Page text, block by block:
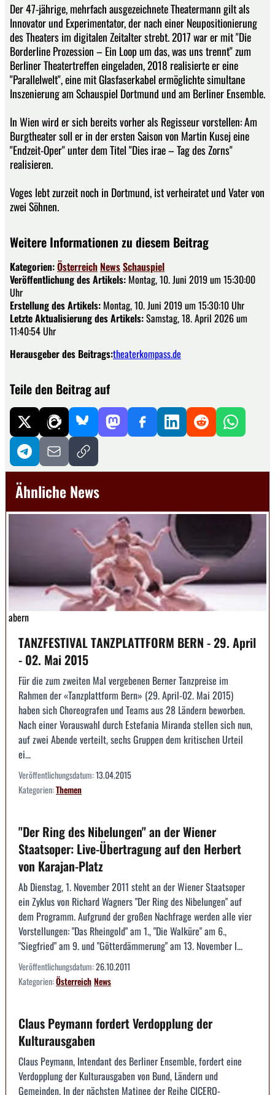
Der 47-jährige, mehrfach ausgezeichnete Theatermann gilt als
Innovator und Experimentator, der nach einer Neupositionierung
des Theaters im digitalen Zeitalter strebt. 2017 war er mit "Die
Borderline Prozession – Ein Loop um das, was uns trennt" zum
Berliner Theatertreffen eingeladen, 2018 realisierte er eine
"Parallelwelt", eine mit Glasfaserkabel ermöglichte simultane
Inszenierung am Schauspiel Dortmund und am Berliner Ensemble.
In Wien wird er sich bereits vorher als Regisseur vorstellen: Am
Burgtheater soll er in der ersten Saison von Martin Kusej eine
"Endzeit-Oper" unter dem Titel "Dies irae – Tag des Zorns"
realisieren.
Voges lebt zurzeit noch in Dortmund, ist verheiratet und Vater von
zwei Söhnen.
Weitere Informationen zu diesem Beitrag
Kategorien:Österreich NewsSchauspiel
Veröffentlichung des Artikels: Montag, 10. Juni 2019 um 15:30:00
Uhr
Erstellung des Artikels: Montag, 10. Juni 2019 um 15:30:10 Uhr
Letzte Aktualisierung des Artikels:Samstag, 18. April 2026 um
11:40:54 Uhr
Herausgeber des Beitrags:theaterkompass.de
Teile den Beitrag auf
Ähnliche News
abern
TANZFESTIVAL TANZPLATTFORM BERN - 29. April
- 02. Mai 2015
Für die zum zweiten Mal vergebenen Berner Tanzpreise im
Rahmen der «Tanzplattform Bern» (29. April-02. Mai 2015)
haben sich Choreografen und Teams aus 28 Ländern beworben.
Nach einer Vorauswahl durch Estefania Miranda stellen sich nun,
auf zwei Abende verteilt, sechs Gruppen dem kritischen Urteil
ei...
Veröffentlichungsdatum:13.04.2015
Kategorien:Themen
"Der Ring des Nibelungen" an der Wiener
Staatsoper: Live-Übertragung auf den Herbert
von Karajan-Platz
Ab Dienstag, 1. November 2011 steht an der Wiener Staatsoper
ein Zyklus von Richard Wagners "Der Ring des Nibelungen" auf
dem Programm. Aufgrund der großen Nachfrage werden alle vier
Vorstellungen: "Das Rheingold" am 1., "Die Walküre" am 6.,
"Siegfried" am 9. und "Götterdämmerung" am 13. November l...
Veröffentlichungsdatum:26.10.2011
Kategorien:ÖsterreichNews
Claus Peymann fordert Verdopplung der
Kulturausgaben
Claus Peymann, Intendant des Berliner Ensemble, fordert eine
Verdopplung der Kulturausgaben von Bund, Ländern und
Gemeinden. In der nächsten Matinee der Reihe CICERO-